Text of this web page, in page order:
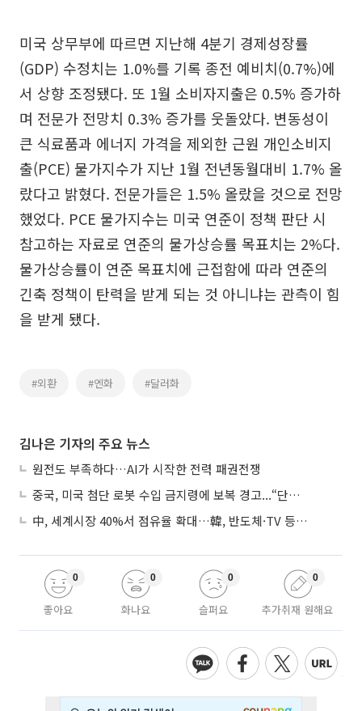
미국 상무부에 따르면 지난해 4분기 경제성장률
(GDP) 수정치는 1.0%를 기록 종전 예비치(0.7%)에
서 상향 조정됐다. 또 1월 소비자지출은 0.5% 증가하
며 전문가 전망치 0.3% 증가를 웃돌았다. 변동성이
큰 식료품과 에너지 가격을 제외한 근원 개인소비지
출(PCE) 물가지수가 지난 1월 전년동월대비 1.7% 올
랐다고 밝혔다. 전문가들은 1.5% 올랐을 것으로 전망
했었다. PCE 물가지수는 미국 연준이 정책 판단 시
참고하는 자료로 연준의 물가상승률 목표치는 2%다.
물가상승률이 연준 목표치에 근접함에 따라 연준의
긴축 정책이 탄력을 받게 되는 것 아니냐는 관측이 힘
을 받게 됐다.
#외환 #엔화 #달러화
김나은 기자의 주요 뉴스
원전도 부족하다…AI가 시작한 전력 패권전쟁
중국, 미국 첨단 로봇 수입 금지령에 보복 경고...“단호히 대응”
中, 세계시장 40%서 점유율 확대…韓, 반도체·TV 등 4개 품목 1위
좋아요
0
화나요
0
슬퍼요
0
추가취재 원해요
0